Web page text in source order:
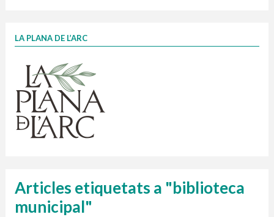
1 contenidors intel·ligents
Finançat per la Unió Europea – NextGenerationEU
LA PLANA DE L’ARC
Articles etiquetats a "biblioteca
municipal"